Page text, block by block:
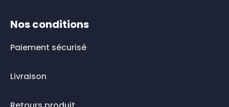
Nos conditions
Paiement sécurisé
Livraison